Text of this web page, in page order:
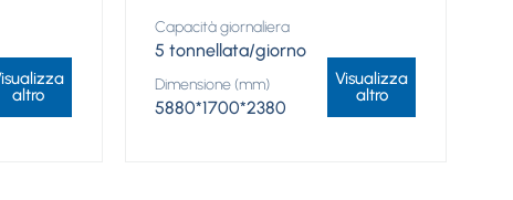
altro
Capacità giornaliera
5 tonnellata/giorno
Dimensione (mm)
5880*1700*2380
Visualizza
altro